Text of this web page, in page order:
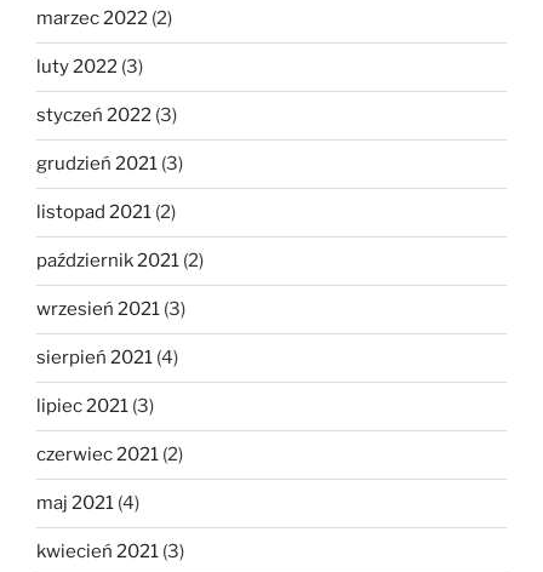
marzec 2022 (2)
luty 2022 (3)
styczeń 2022 (3)
grudzień 2021 (3)
listopad 2021 (2)
październik 2021 (2)
wrzesień 2021 (3)
sierpień 2021 (4)
lipiec 2021 (3)
czerwiec 2021 (2)
maj 2021 (4)
kwiecień 2021 (3)